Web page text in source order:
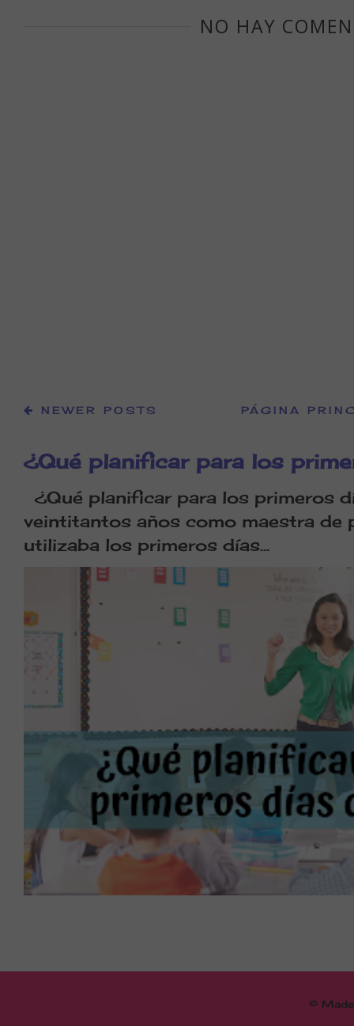
NO HAY
NEWER POSTS PÁGINA
¿Qué planificar para los
¿Qué planificar para los primeros
veintitantos años como maestra de
utilizaba los primeros días...
©